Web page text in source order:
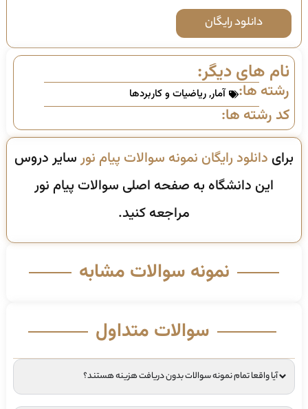
دانلود رایگان
نام های دیگر:
رشته ها: آمار,ریاضیات و کاربردها
کد رشته ها:
برای دانلود رایگان نمونه سوالات پیام نورسایر دروس
این دانشگاه به صفحه اصلی سوالات پیام نور
مراجعه کنید.
نمونه سوالات مشابه
سوالات متداول
آیا واقعا تمام نمونه سوالات بدون دریافت هزینه هستند؟